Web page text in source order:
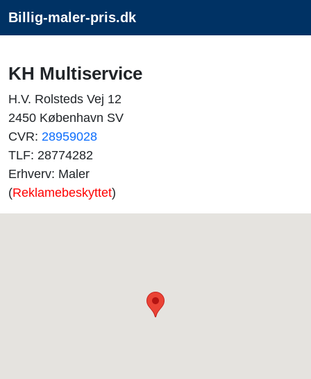
Billig-maler-pris.dk
KH Multiservice
H.V. Rolsteds Vej 12
2450 København SV
CVR: 28959028
TLF: 28774282
Erhverv: Maler
(Reklamebeskyttet)